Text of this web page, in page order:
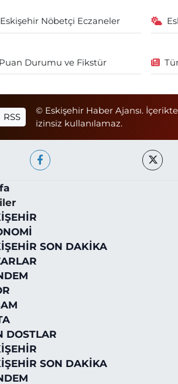
Eskişehir Nöbetçi Eczaneler
Puan Durumu ve Fikstür
RSS
© Eskişehir Haber Ajansı.
izinsiz kullanılamaz.
SON DAKİKA
DOSTLAR
SON DAKİKA